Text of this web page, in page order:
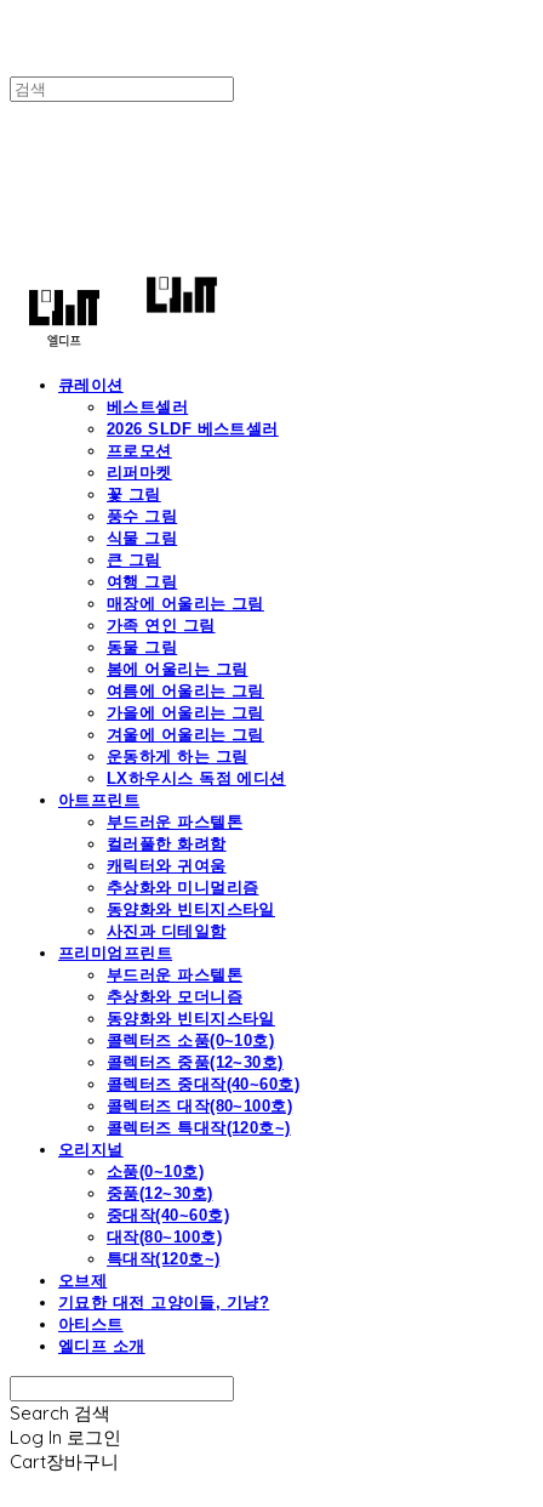
큐레이션
베스트셀러
2026 SLDF 베스트셀러
프로모션
리퍼마켓
꽃 그림
풍수 그림
식물 그림
큰 그림
여행 그림
매장에 어울리는 그림
가족 연인 그림
동물 그림
봄에 어울리는 그림
여름에 어울리는 그림
가을에 어울리는 그림
겨울에 어울리는 그림
운동하게 하는 그림
LX하우시스 독점 에디션
아트프린트
부드러운 파스텔톤
컬러풀한 화려함
캐릭터와 귀여움
추상화와 미니멀리즘
동양화와 빈티지스타일
사진과 디테일함
프리미엄프린트
부드러운 파스텔톤
추상화와 모더니즘
동양화와 빈티지스타일
콜렉터즈 소품(0~10호)
콜렉터즈 중품(12~30호)
콜렉터즈 중대작(40~60호)
콜렉터즈 대작(80~100호)
콜렉터즈 특대작(120호~)
오리지널
소품(0~10호)
중품(12~30호)
중대작(40~60호)
대작(80~100호)
특대작(120호~)
오브제
기묘한 대전 고양이들, 기냥?
아티스트
엘디프 소개
Search 검색
Log In 로그인
Cart장바구니